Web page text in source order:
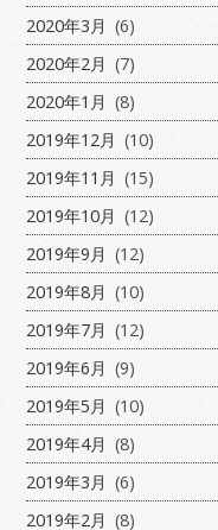
2020年3月 (6)
2020年2月 (7)
2020年1月 (8)
2019年12月 (10)
2019年11月 (15)
2019年10月 (12)
2019年9月 (12)
2019年8月 (10)
2019年7月 (12)
2019年6月 (9)
2019年5月 (10)
2019年4月 (8)
2019年3月 (6)
2019年2月 (8)